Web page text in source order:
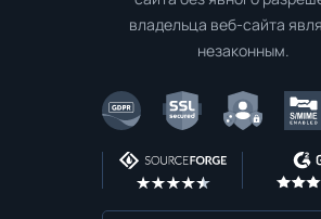
владельца веб-сайта
незаконным.